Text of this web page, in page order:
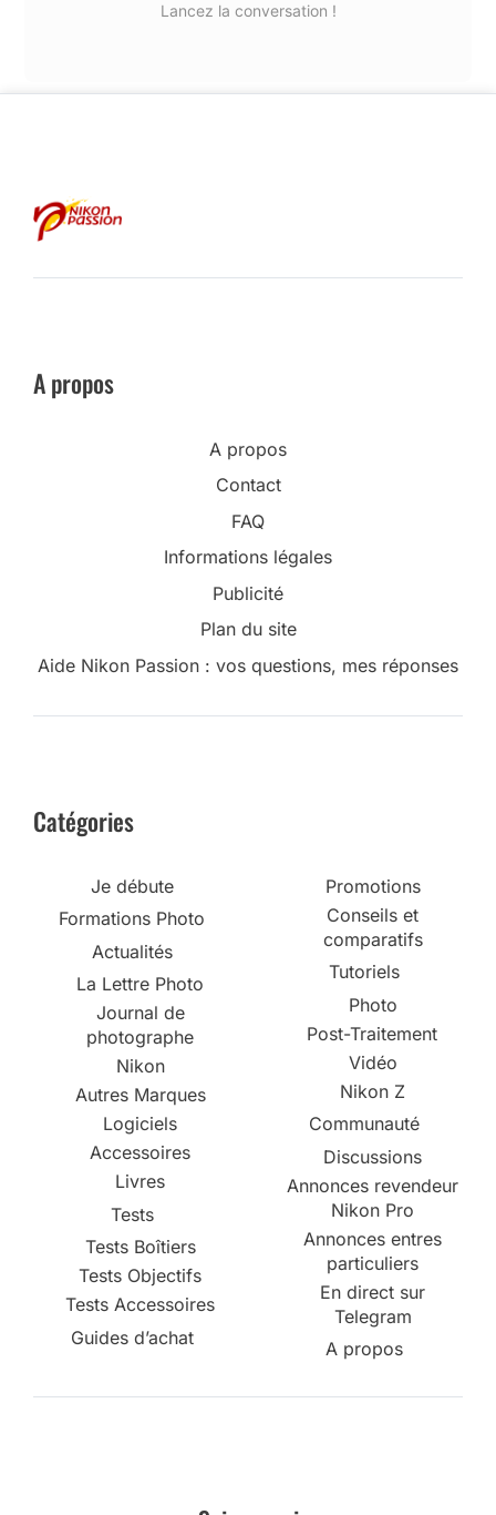
Lancez la conversation !
A propos
A propos
Contact
FAQ
Informations légales
Publicité
Plan du site
Aide Nikon Passion : vos questions, mes réponses
Catégories
Je débute
Formations Photo
Actualités
La Lettre Photo
Journal de
photographe
Nikon
Autres Marques
Logiciels
Accessoires
Livres
Tests
Tests Boîtiers
Tests Objectifs
Tests Accessoires
Guides d’achat
Promotions
Conseils et
comparatifs
Tutoriels
Photo
Post-Traitement
Vidéo
Nikon Z
Communauté
Discussions
Annonces revendeur
Nikon Pro
Annonces entres
particuliers
En direct sur
Telegram
A propos